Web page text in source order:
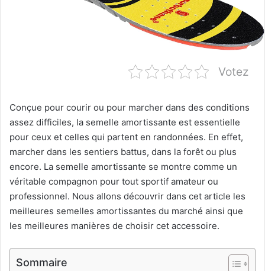
Votez
Conçue pour courir ou pour marcher dans des conditions
assez difficiles, la semelle amortissante est essentielle
pour ceux et celles qui partent en randonnées. En effet,
marcher dans les sentiers battus, dans la forêt ou plus
encore. La semelle amortissante se montre comme un
véritable compagnon pour tout sportif amateur ou
professionnel. Nous allons découvrir dans cet article les
meilleures semelles amortissantes du marché ainsi que
les meilleures manières de choisir cet accessoire.
Sommaire